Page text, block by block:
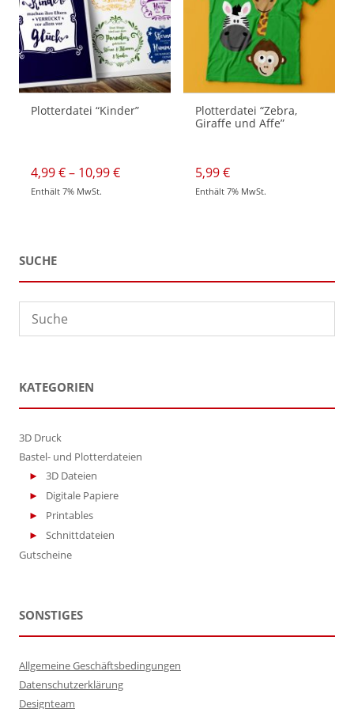
der
Produktseite
gewählt
werden Produktseite
gewählt
werden
Plotterdatei “Kinder”
4,99€– 10,99€Preisspanne:
Enthält 7% MwSt.
auf.
Die
Optionen
auf
der
Produktseite
gewählt
Plotterdatei “Zebra,
Giraffe und Affe”
5,99€
Enthält 7% MwSt.
SUCHE
KATEGORIEN
3D Druck
Bastel- und Plotterdateien
3D Dateien
Digitale Papiere
Printables
Schnittdateien
Gutscheine
SONSTIGES
Allgemeine Geschäftsbedingungen
Datenschutzerklärung
Designteam